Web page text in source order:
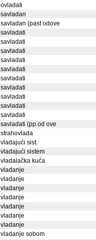
ovladati
savladan
savladan (past odove
savladati
savladati
savladati
savladati
savladati
savladati
savladati
savladati
savladati
savladati
savladati (pp.od ove
strahovlada
vladajući sist.
vladajući sistem
vladalačka kuća
vladanje
vladanje
vladanje
vladanje
vladanje
vladanje
vladanje
vladanje sobom